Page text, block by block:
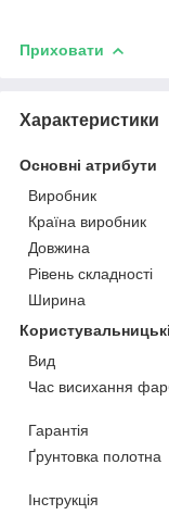
Приховати
Характеристики
Основні атрибути
Виробник
Країна виробник
Довжина
Рівень складності
Ширина
Вид
Час висихання
Гарантія
Ґрунтовка полотна
Інструкція